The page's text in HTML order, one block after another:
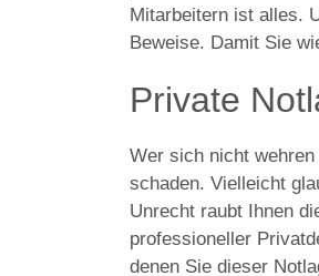
Mitarbeitern ist alles.
Beweise. Damit Sie
Private
Wer sich nicht
schaden. Vielleicht
Unrecht raubt Ihnen
professioneller
denen Sie dieser